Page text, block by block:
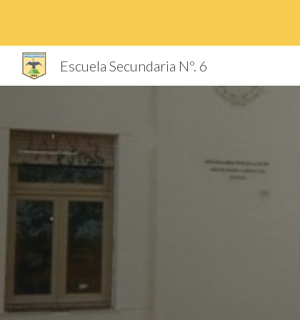
Escuela Secundaria Nº. 6